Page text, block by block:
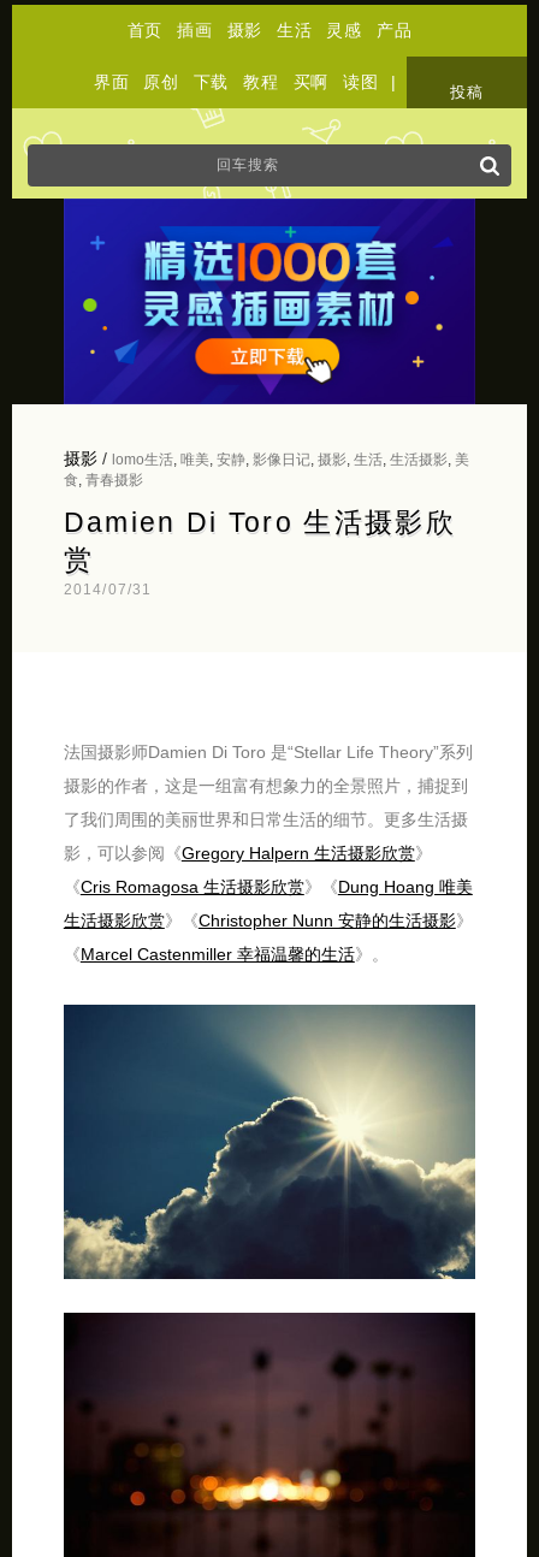
首页 插画 摄影 生活 灵感 产品
界面 原创 下载 教程 买啊 读图 |
投稿
摄影/ lomo生活, 唯美, 安静, 影像日记, 摄影, 生活, 生活摄影, 美
食 青春摄影
Damien Di Toro 生活摄影欣
赏
2014/07/31
法国摄影师Damien Di Toro 是“Stellar Life Theory”系列
摄影的作者，这是一组富有想象力的全景照片，捕捉到
了我们周围的美丽世界和日常生活的细节。更多生活摄
影，可以参阅《Gregory Halpern 生活摄影欣赏》
《Cris Romagosa 生活摄影欣赏》《Dung Hoang 唯美
生活摄影欣赏》《Christopher Nunn 安静的生活摄影》
《Marcel Castenmiller 幸福温馨的生活》。